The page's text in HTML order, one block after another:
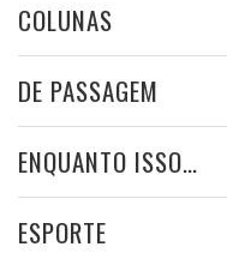
COLUNAS
DE PASSAGEM
ENQUANTO ISSO…
ESPORTE